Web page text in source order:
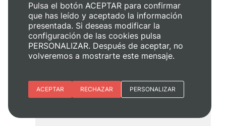
Belles Arts, Universitat Politècnica de
València. La mostra estarà oberta al
públic fins a les 19.00 h del mateix dia,
on s’exposaran obres de 47 artistes
emergents. Comissariada per Luciana
Brito, Presidenta de la Fundació BRITO,
Read more:
col·lectiva T47
Pulsa el botón ACEPTAR para confirmar
que has leído y aceptado la información
presentada. Si deseas modificar la
configuración de las cookies pulsa
PERSONALIZAR. Después de aceptar, no
volveremos a mostrarte este mensaje.
Esenciales
ACEPTAR RECHAZAR PERSONALIZAR